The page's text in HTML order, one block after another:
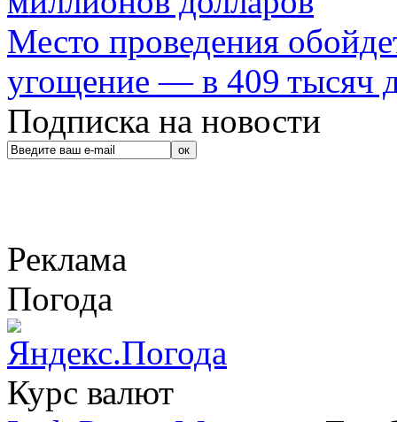
Место проведения
угощение — в 409 тысяч
Подписка на новости
Реклама
Погода
Курс валют